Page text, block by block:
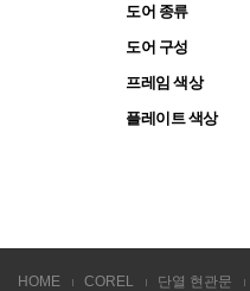
도어 종류
도어 구성
프레임 색상
플레이트 색상
HOME COREL 단열 현관문